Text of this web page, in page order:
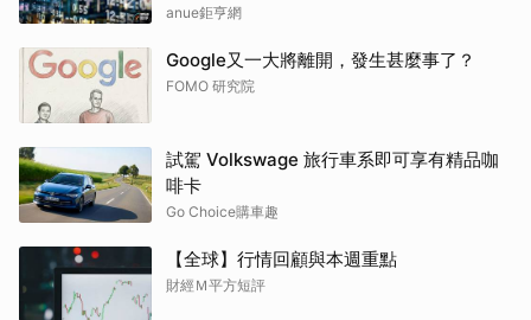
anue鉅亨網
Google又一大將離開，發生甚麼事了？
FOMO 研究院
試駕 Volkswage 旅行車系即可享有精品咖
啡卡
Go Choice購車趣
【全球】行情回顧與本週重點
財經Ｍ平方短評